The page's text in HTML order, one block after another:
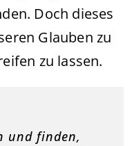
Doch dieses
Glauben zu
zu lassen.
und finden,